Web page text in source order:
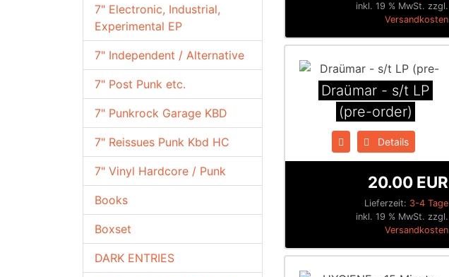
7" Electronic, Industrial,
Experimental EP
7" Independent / Alternative
7" Post Punk etc.
7" Punkrock Garage KBD
7" Reissues Punk Kbd HC
7" Vinyl Hardcore / Punk
Books
Boxset
DARK ENTRIES
inkl. 19 % MwSt. zzgl.
Versandkosten
Draümar - s/t LP
(pre-order)
Details
Lieferzeit: 3-4 Tage
20.00 EUR
inkl. 19 % MwSt. zzgl.
Versandkosten